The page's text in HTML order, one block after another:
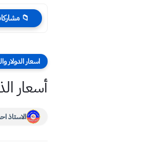
📁
اسعار الدولار
أسعار
الاستاذ